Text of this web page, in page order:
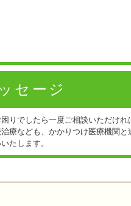
セージ
りでしたら一度ご相談いただけれ
療なども、かかりつけ医療機関
たします。